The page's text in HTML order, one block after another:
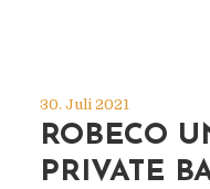
30. Juli 2021
ROBECO
PRIVATE